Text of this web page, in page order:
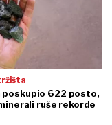
poskupio 622 posto,
ruše rekorde